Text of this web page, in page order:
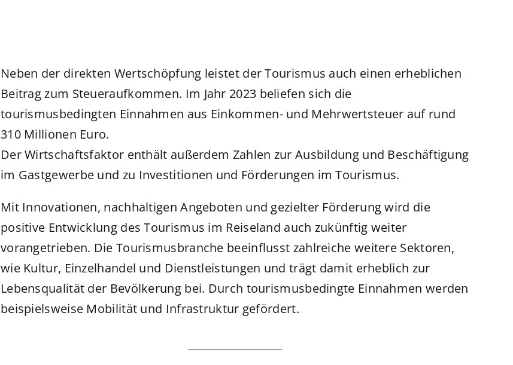
Neben der direkten Wertschöpfung leistet der Tourismus auch einen erheblichen
Beitrag zum Steueraufkommen. Im Jahr 2023 beliefen sich die
tourismusbedingten Einnahmen aus Einkommen- und Mehrwertsteuer auf rund
310 Millionen Euro.
Der Wirtschaftsfaktor enthält außerdem Zahlen zur Ausbildung und Beschäftigung
im Gastgewerbe und zu Investitionen und Förderungen im Tourismus.
Mit Innovationen, nachhaltigen Angeboten und gezielter Förderung wird die
positive Entwicklung des Tourismus im Reiseland auch zukünftig weiter
vorangetrieben. Die Tourismusbranche beeinflusst zahlreiche weitere Sektoren,
wie Kultur, Einzelhandel und Dienstleistungen und trägt damit erheblich zur
Lebensqualität der Bevölkerung bei. Durch tourismusbedingte Einnahmen werden
beispielsweise Mobilität und Infrastruktur gefördert.